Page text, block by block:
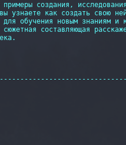
создания,
узнаете как создать свою
обучения новым знаниям и
составляющая